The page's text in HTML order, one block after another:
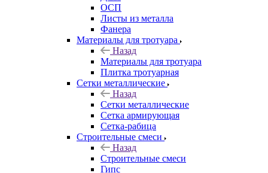
ОСП
Листы из металла
Фанера
Материалы для тротуара
Назад
Материалы для тротуара
Плитка тротуарная
Сетки металлические
Назад
Сетки металлические
Сетка армирующая
Сетка-рабица
Строительные смеси
Назад
Строительные смеси
Гипс